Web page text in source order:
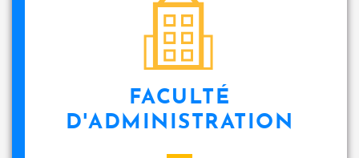
FACULTÉ
D'ADMINISTRATION